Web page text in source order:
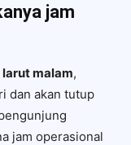
jam
larut malam,
dan akan tutup
jam operasional